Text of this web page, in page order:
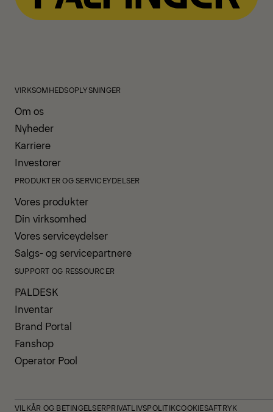
VIRKSOMHEDSOPLYSNINGER
Om os
Nyheder
Karriere
Investorer
PRODUKTER OG SERVICEYDELSER
Vores produkter
Din virksomhed
Vores serviceydelser
Salgs- og servicepartnere
SUPPORT OG RESSOURCER
PALDESK
Inventar
Brand Portal
Fanshop
Operator Pool
VILKÅR OG BETINGELSERPRIVATLIVSPOLITIKCOOKIESAFTRYK